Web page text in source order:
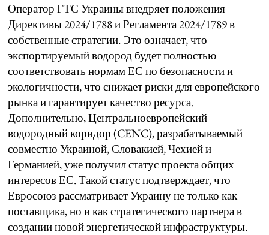
Оператор ГТС Украины внедряет положения
Директивы 2024/1788 и Регламента 2024/1789 в
собственные стратегии. Это означает, что
экспортируемый водород будет полностью
соответствовать нормам ЕС по безопасности и
экологичности, что снижает риски для европейского
рынка и гарантирует качество ресурса.
Дополнительно, Центральноевропейский
водородный коридор (CENC), разрабатываемый
совместно Украиной, Словакией, Чехией и
Германией, уже получил статус проекта общих
интересов ЕС. Такой статус подтверждает, что
Евросоюз рассматривает Украину не только как
поставщика, но и как стратегического партнера в
создании новой энергетической инфраструктуры.